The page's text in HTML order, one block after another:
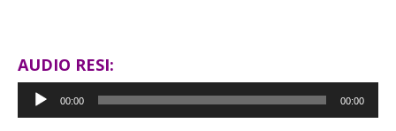
AUDIO RESI:
Pemutar
Audio
00:00 00:00